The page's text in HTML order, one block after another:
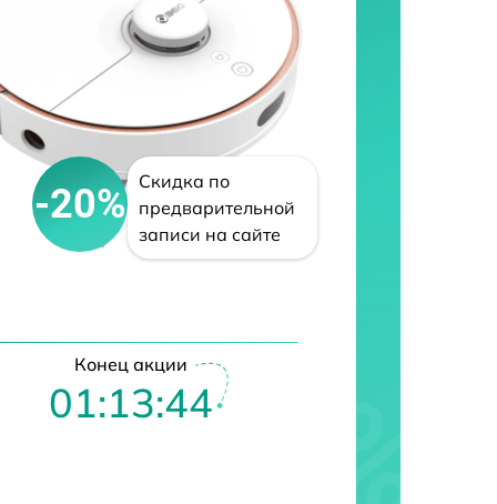
-20%
Скидка по
предварительной
записи на сайте
Конец акции
01:13:43